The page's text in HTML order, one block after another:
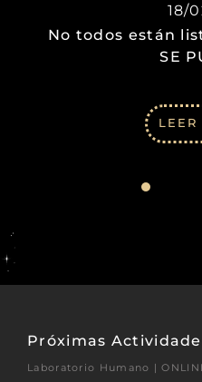
18/
No todos están
SE
LEER
Próximas
Laboratorio Humano |